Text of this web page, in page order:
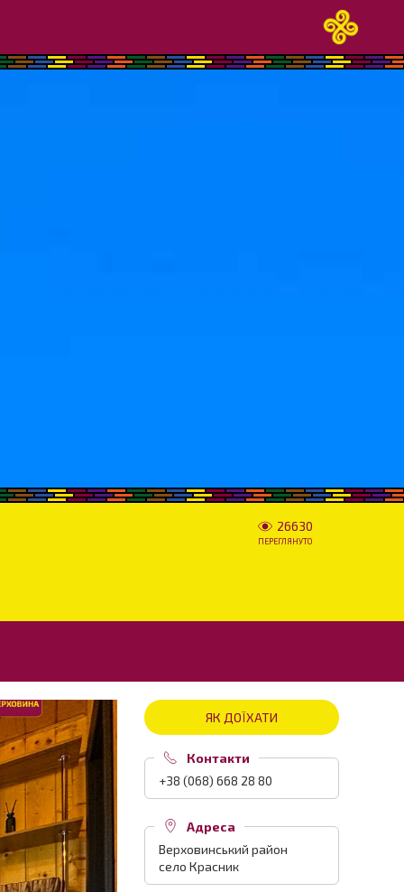
26630
ПЕРЕГЛЯНУТО
ЯК ДОЇХАТИ
Контакти
+38 (068) 668 28 80
Адреса
Верховинський район
село Красник